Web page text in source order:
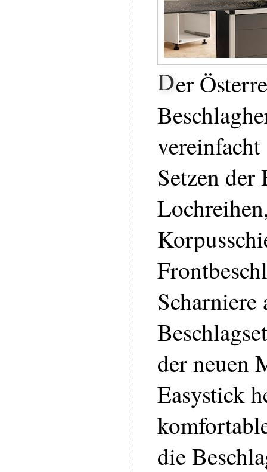
Der
vereinfacht
Setzen
der neuen
Easystick
die